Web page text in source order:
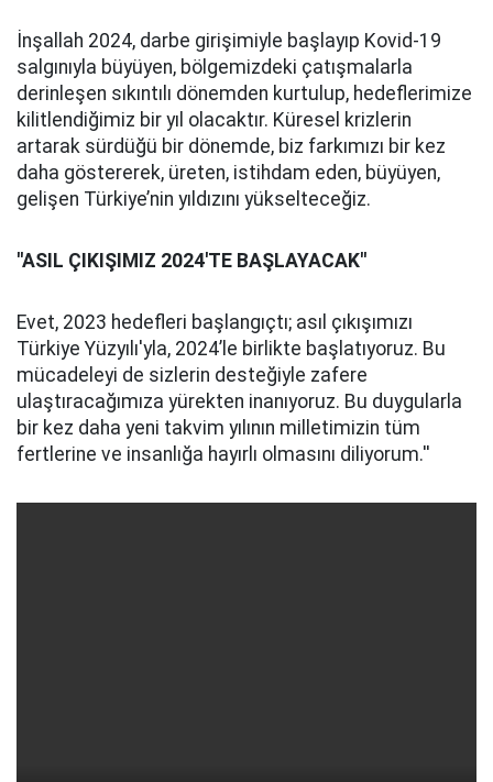
İnşallah 2024, darbe girişimiyle başlayıp Kovid-19
salgınıyla büyüyen, bölgemizdeki çatışmalarla
derinleşen sıkıntılı dönemden kurtulup, hedeflerimize
kilitlendiğimiz bir yıl olacaktır. Küresel krizlerin
artarak sürdüğü bir dönemde, biz farkımızı bir kez
daha göstererek, üreten, istihdam eden, büyüyen,
gelişen Türkiye’nin yıldızını yükselteceğiz.
''ASIL ÇIKIŞIMIZ 2024'TE BAŞLAYACAK''
Evet, 2023 hedefleri başlangıçtı; asıl çıkışımızı
Türkiye Yüzyılı'yla, 2024’le birlikte başlatıyoruz. Bu
mücadeleyi de sizlerin desteğiyle zafere
ulaştıracağımıza yürekten inanıyoruz. Bu duygularla
bir kez daha yeni takvim yılının milletimizin tüm
fertlerine ve insanlığa hayırlı olmasını diliyorum.''